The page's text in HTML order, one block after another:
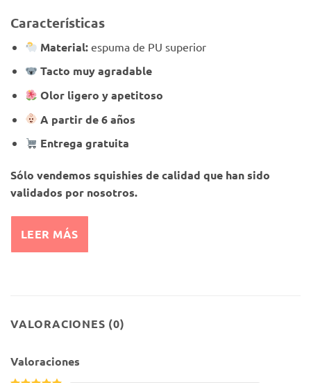
Características
Material: espuma de PU superior
Tacto muy agradable
Olor ligero y apetitoso
A partir de 6 años
Entrega gratuita
Sólo vendemos squishies de calidad que han sido
validados por nosotros.
LEER MÁS
VALORACIONES (0)
Valoraciones